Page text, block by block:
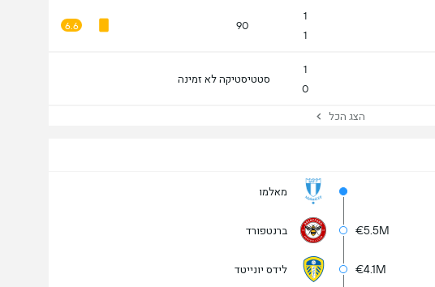
1
1
90
6.6
1
0
סטטיסטיקה לא זמינה
הצג הכל
מאלמו
€5.5M ברנטפורד
€4.1M לידס יונייטד